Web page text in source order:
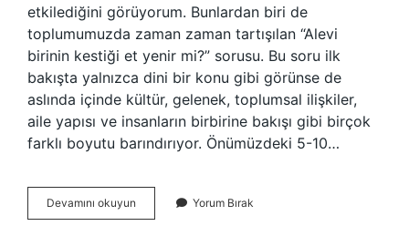
etkilediğini görüyorum. Bunlardan biri de
toplumumuzda zaman zaman tartışılan “Alevi
birinin kestiği et yenir mi?” sorusu. Bu soru ilk
bakışta yalnızca dini bir konu gibi görünse de
aslında içinde kültür, gelenek, toplumsal ilişkiler,
aile yapısı ve insanların birbirine bakışı gibi birçok
farklı boyutu barındırıyor. Önümüzdeki 5-10…
Devamını okuyun
birinin
Yorum Bırak